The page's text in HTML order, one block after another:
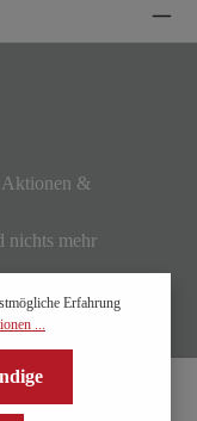
Aktionen &
nichts mehr
Erfahrung
...